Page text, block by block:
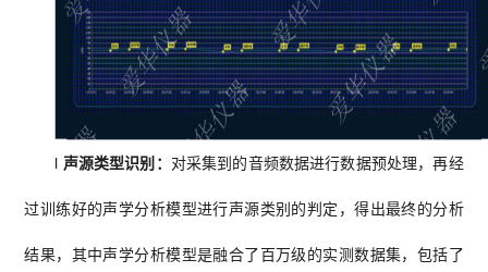
l 声源类型识别： 对采集到的音频数据进行数据预处理，再经
过训练好的声学分析模型进行声源类别的判定，得出最终的分析
结果，其中声学分析模型是融合了百万级的实测数据集，包括了